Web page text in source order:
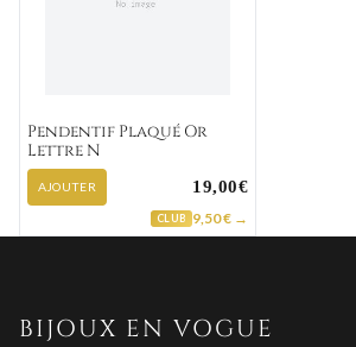
Pendentif Plaqué Or
Lettre N
AJOUTER 19,00€
CLUB 9,50 € →
BIJOUX EN VOGUE